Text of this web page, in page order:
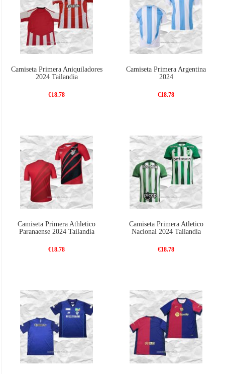
Camiseta Primera Aniquiladores
2024 Tailandia
€18.78
Camiseta Primera Argentina
2024
€18.78
Camiseta Primera Athletico
Paranaense 2024 Tailandia
€18.78
Camiseta Primera Atletico
Nacional 2024 Tailandia
€18.78